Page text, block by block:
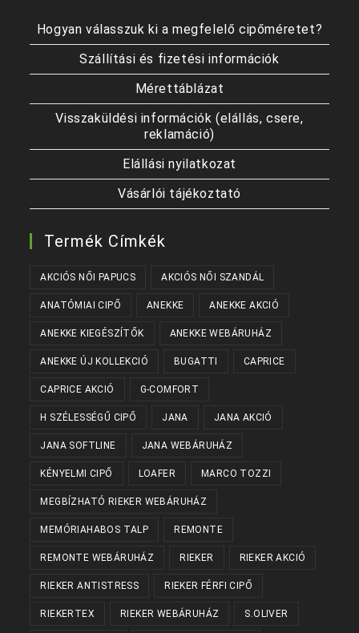
Hogyan válasszuk ki a megfelelő cipőméretet?
Szállítási és fizetési információk
Mérettáblázat
Visszaküldési információk (elállás, csere,
reklamáció)
Elállási nyilatkozat
Vásárlói tájékoztató
Termék Címkék
AKCIÓS NŐI PAPUCS AKCIÓS NŐI SZANDÁL
ANATÓMIAI CIPŐ ANEKKE ANEKKE AKCIÓ
ANEKKE KIEGÉSZÍTŐK ANEKKE WEBÁRUHÁZ
ANEKKE ÚJ KOLLEKCIÓ BUGATTI CAPRICE
CAPRICE AKCIÓ G-COMFORT
H SZÉLESSÉGŰ CIPŐ JANA JANA AKCIÓ
JANA SOFTLINE JANA WEBÁRUHÁZ
KÉNYELMI CIPŐ LOAFER MARCO TOZZI
MEGBÍZHATÓ RIEKER WEBÁRUHÁZ
MEMÓRIAHABOS TALP REMONTE
REMONTE WEBÁRUHÁZ RIEKER RIEKER AKCIÓ
RIEKER ANTISTRESS RIEKER FÉRFI CIPŐ
RIEKERTEX RIEKER WEBÁRUHÁZ S.OLIVER